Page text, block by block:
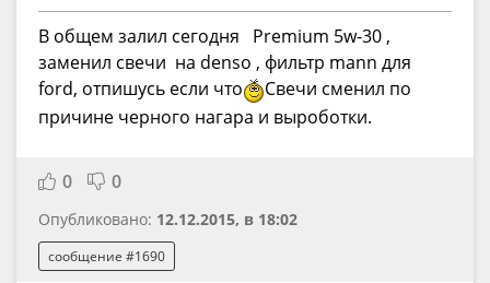
В общем залил сегодня Premium 5w-30 ,
заменил свечи на denso , фильтр mann для
ford, отпишусь если что
Свечи сменил по
причине черного нагара и выроботки.
0 0
Опубликовано: 12.12.2015, в 18:02
сообщение #1690